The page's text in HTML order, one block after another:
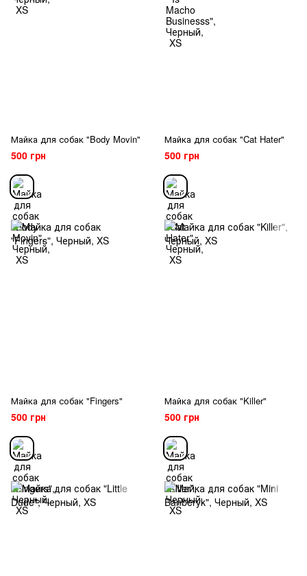
Майка для собак "Body Movin"
500 грн
Майка для собак "Cat Hater"
500 грн
Майка для собак "Fingers"
500 грн
Майка для собак "Killer"
500 грн